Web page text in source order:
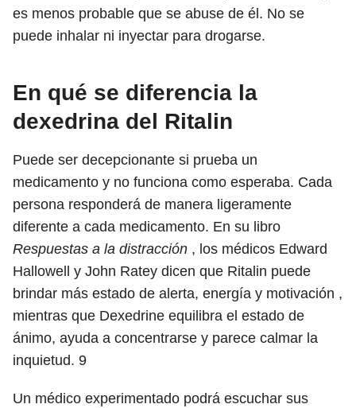
es menos probable que se abuse de él. No se
puede inhalar ni inyectar para drogarse.
En qué se diferencia la
dexedrina del Ritalin
Puede ser decepcionante si prueba un
medicamento y no funciona como esperaba. Cada
persona responderá de manera ligeramente
diferente a cada medicamento. En su libro
Respuestas a la distracción , los médicos Edward
Hallowell y John Ratey dicen que Ritalin puede
brindar más estado de alerta, energía y motivación ,
mientras que Dexedrine equilibra el estado de
ánimo, ayuda a concentrarse y parece calmar la
inquietud. 9
Un médico experimentado podrá escuchar sus